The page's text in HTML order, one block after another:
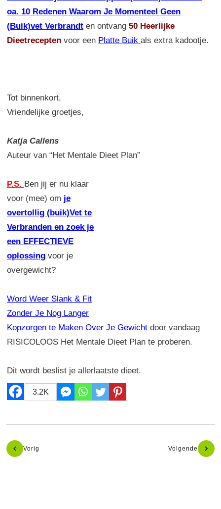
oa. 10 Redenen Waarom Je Momenteel Geen
(Buik)vet Verbrandt en ontvang 50 Heerlijke
Dieetrecepten voor een Platte Buik als extra kadootje.
Tot binnenkort,
Vriendelijke groetjes,
Katja Callens
Auteur van “Het Mentale Dieet Plan”
P.S. Ben jij er nu klaar
voor (mee) om je
overtollig (buik)Vet te
Verbranden en zoek je
een EFFECTIEVE
oplossing voor je
overgewicht?
Word Weer Slank & Fit
Zonder Je Nog Langer
Kopzorgen te Maken Over Je Gewicht door vandaag
RISICOLOOS Het Mentale Dieet Plan te proberen.
Dit wordt beslist je allerlaatste dieet.
3.2K
Vorig Volgende